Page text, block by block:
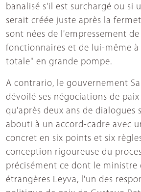
banalisé s'il est surchargé ou si
serait créée juste après la
sont nées de l'empressement de
fonctionnaires et de lui-même à
totale" en grande pompe.
A contrario, le gouvernement
dévoilé ses négociations de paix
qu'après deux ans de dialogues
abouti à un accord-cadre avec
concret en six points et six
conception rigoureuse du
précisément ce dont le ministre
étrangères Leyva, l'un des